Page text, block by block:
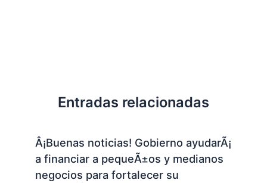
Entradas relacionadas
Â¡Buenas noticias! Gobierno ayudarÃ¡
a financiar a pequeÃ±os y medianos
negocios para fortalecer su